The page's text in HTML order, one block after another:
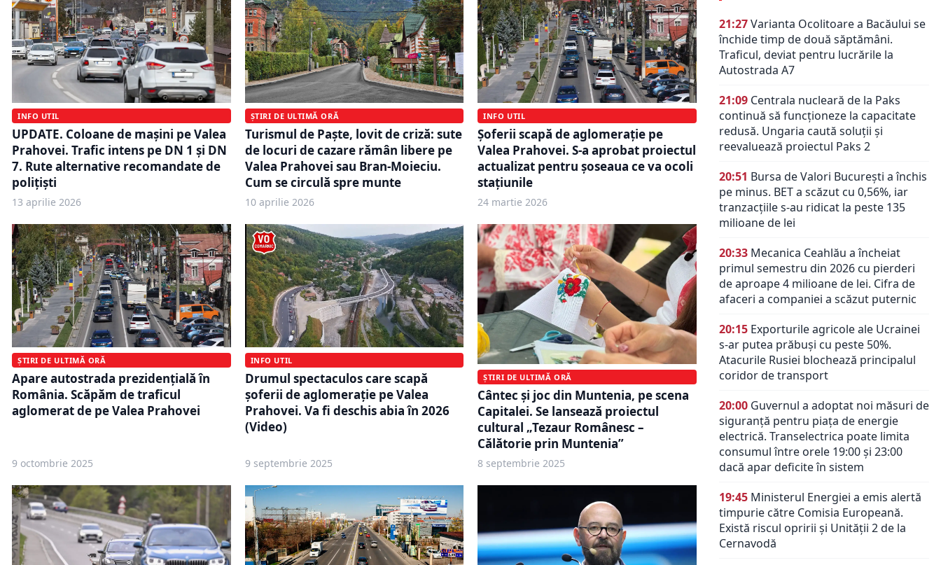
INFO UTIL
UPDATE. Coloane de mașini pe Valea
Prahovei. Trafic intens pe DN 1 și DN
7. Rute alternative recomandate de
polițiști
13 aprilie 2026
ȘTIRI DE ULTIMĂ ORĂ
Turismul de Paște, lovit de criză: sute
de locuri de cazare rămân libere pe
Valea Prahovei sau Bran-Moieciu.
Cum se circulă spre munte
10 aprilie 2026
INFO UTIL
Șoferii scapă de aglomerație pe
Valea Prahovei. S-a aprobat proiectul
actualizat pentru șoseaua ce va ocoli
stațiunile
24 martie 2026
ȘTIRI DE ULTIMĂ ORĂ
Apare autostrada prezidențială în
România. Scăpăm de traficul
aglomerat de pe Valea Prahovei
9 octombrie 2025
INFO UTIL
Drumul spectaculos care scapă
șoferii de aglomerație pe Valea
Prahovei. Va fi deschis abia în 2026
(Video)
9 septembrie 2025
ȘTIRI DE ULTIMĂ ORĂ
Cântec și joc din Muntenia, pe scena
Capitalei. Se lansează proiectul
cultural „Tezaur Românesc –
Călătorie prin Muntenia”
8 septembrie 2025
21:27Varianta Ocolitoare a Bacăului se
închide timp de două săptămâni.
Traficul, deviat pentru lucrările la
Autostrada A7
21:09 Centrala nucleară de la Paks
continuă să funcționeze la capacitate
redusă. Ungaria caută soluții și
reevaluează proiectul Paks 2
20:51 Bursa de Valori București a închis
pe minus. BET a scăzut cu 0,56%, iar
tranzacțiile s-au ridicat la peste 135
milioane de lei
20:33 Mecanica Ceahlău a încheiat
primul semestru din 2026 cu pierderi
de aproape 4 milioane de lei. Cifra de
afaceri a companiei a scăzut puternic
20:15 Exporturile agricole ale Ucrainei
s-ar putea prăbuși cu peste 50%.
Atacurile Rusiei blochează principalul
coridor de transport
20:00 Guvernul a adoptat noi măsuri de
siguranță pentru piața de energie
electrică. Transelectrica poate limita
consumul între orele 19:00 și 23:00
dacă apar deficite în sistem
19:45 Ministerul Energiei a emis alertă
timpurie către Comisia Europeană.
Există riscul opririi și Unității 2 de la
Cernavodă